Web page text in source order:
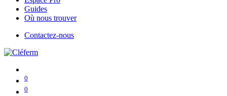
Guides
Où nous trouver
Contactez-nous
0
0